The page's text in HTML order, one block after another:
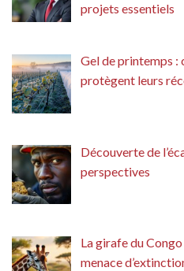
projets essentiels
Gel de printemps :
protègent leurs
Découverte de
perspectives
La girafe du
menace